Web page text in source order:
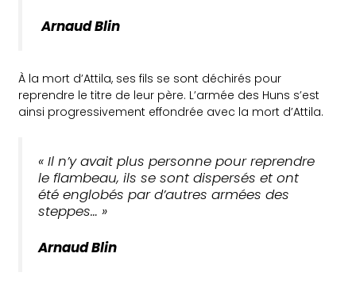
Arnaud Blin
À la mort d’Attila, ses fils se sont déchirés pour
reprendre le titre de leur père. L’armée des Huns s’est
ainsi progressivement effondrée avec la mort d’Attila.
«Il n’y avait plus personne pour reprendre
le flambeau, ils se sont dispersés et ont
été englobés par d’autres armées des
steppes… »
Arnaud Blin